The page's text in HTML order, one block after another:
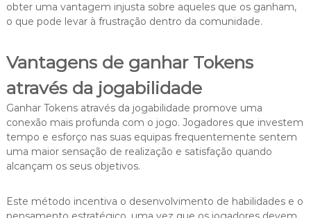
obter uma vantagem injusta sobre aqueles que os ganham,
o que pode levar à frustração dentro da comunidade.
Vantagens de ganhar Tokens
através da jogabilidade
Ganhar Tokens através da jogabilidade promove uma
conexão mais profunda com o jogo. Jogadores que investem
tempo e esforço nas suas equipas frequentemente sentem
uma maior sensação de realização e satisfação quando
alcançam os seus objetivos.
Este método incentiva o desenvolvimento de habilidades e o